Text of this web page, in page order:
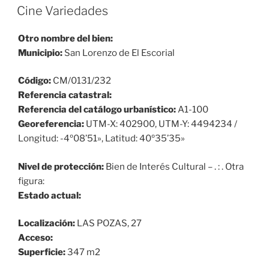
EL
Cine Variedades
Otro nombre del bien:
Municipio: San Lorenzo de El Escorial
Código: CM/0131/232
Referencia catastral:
Referencia del catálogo urbanístico:A1-100
Georeferencia: UTM-X: 402900, UTM-Y: 4494234 /
Longitud: -4º08’51», Latitud: 40º35’35»
Nivel de protección: Bien de Interés Cultural – . : . Otra
figura:
Estado actual:
Localización: LAS POZAS, 27
Acceso:
Superficie:347 m2